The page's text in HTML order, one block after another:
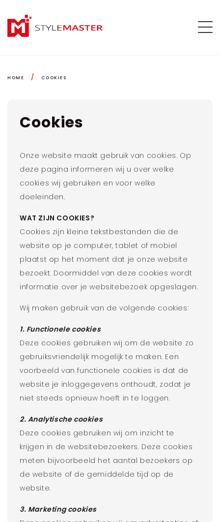
HOME / COOKIES
Cookies
Onze website maakt gebruik van cookies. Op
deze pagina informeren wij u over welke
cookies wij gebruiken en voor welke
doeleinden.
WAT ZIJN COOKIES?
Cookies zijn kleine tekstbestanden die de
website op je computer, tablet of mobiel
plaatst op het moment dat je onze website
bezoekt. Doormiddel van deze cookies wordt
informatie over je websitebezoek opgeslagen.
Wij maken gebruik van de volgende cookies:
1. Functionele cookies
Deze cookies gebruiken wij om de website zo
gebruiksvriendelijk mogelijk te maken. Een
voorbeeld van functionele cookies is dat de
website je inloggegevens onthoudt, zodat je
niet steeds opnieuw hoeft in te loggen.
2. Analytische cookies
Deze cookies gebruiken wij om inzicht te
krijgen in de websitebezoekers. Deze cookies
meten bijvoorbeeld het aantal bezoekers op
de website of de gemiddelde tijd op de
website.
3. Marketing cookies